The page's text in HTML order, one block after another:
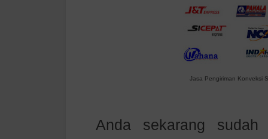
Jasa Pengiriman Konveksi
Anda sekarang sudah